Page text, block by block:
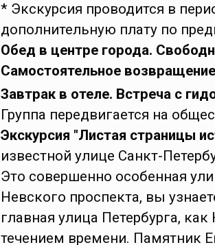
* Экскурсия проводится в
дополнительную плату по
Обед в центре города.
Самостоятельное
Завтрак в отеле. Встреча с
Группа передвигается на
Экскурсия "Листая страницы
известной улице Санкт-
Это совершенно особенная
Невского проспекта, вы
главная улица Петербурга,
течением времени. Памятник